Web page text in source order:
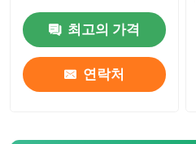
최고의 가격
연락처